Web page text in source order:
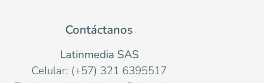
Contáctanos
Latinmedia SAS
Celular: (+57) 321 6395517